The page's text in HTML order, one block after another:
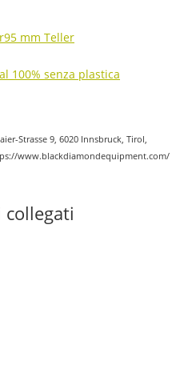
95 mm Teller
100% senza plastica
Strasse 9, 6020 Innsbruck, Tirol,
www.blackdiamondequipment.com/